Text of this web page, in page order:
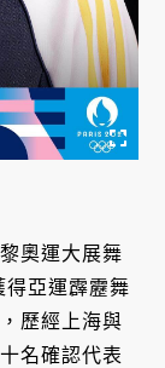
奧運大展舞
得亞運霹靂舞
歷經上海與
名確認代表